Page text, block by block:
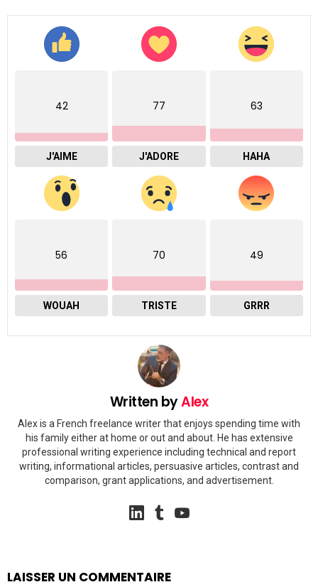
42
J'AIME
77
J'ADORE
63
HAHA
56
WOUAH
70
TRISTE
49
GRRR
Written byAlex
Alex is a French freelance writer that enjoys spending time with
his family either at home or out and about. He has extensive
professional writing experience including technical and report
writing, informational articles, persuasive articles, contrast and
comparison, grant applications, and advertisement.
linkedin
LAISSER UN COMMENTAIRE